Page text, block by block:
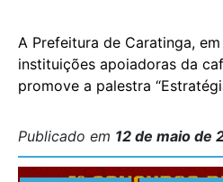
A Prefeitura de Caratinga,
instituições apoiadoras da
promove a palestra
do Café. O encontro será
técnicas, práticas e
Publicado em 12 de maio de